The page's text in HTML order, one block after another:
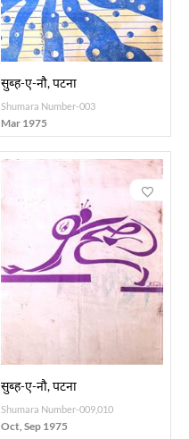
सुब्ह-ए-नौ, पटना
Shumara Number-003
Mar 1975
सुब्ह-ए-नौ, पटना
Shumara Number-009,010
Oct, Sep 1975